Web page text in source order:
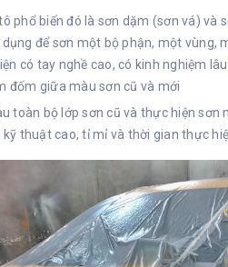
phổ biến đó là sơn dặm (sơn vá) và
để sơn một bộ phận, một vùng,
có tay nghề cao, có kinh nghiệm
đốm giữa màu sơn cũ và mới
toàn bộ lớp sơn cũ và thực hiện
thuật cao, tỉ mỉ và thời gian thực